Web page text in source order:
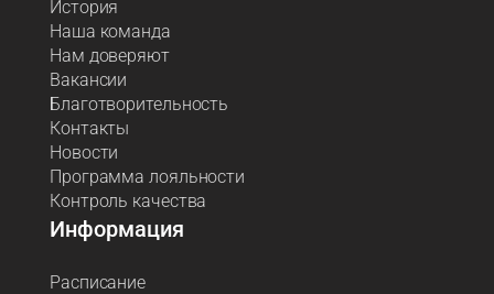
История
Наша команда
Нам доверяют
Вакансии
Благотворительность
Контакты
Новости
Программа лояльности
Контроль качества
Информация
Расписание